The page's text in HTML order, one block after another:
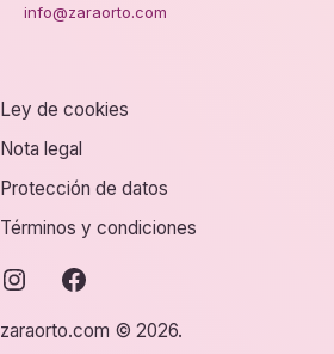
info@zaraorto.com
zaraorto.com © 2026.
Ley de cookies
Nota legal
Protección de datos
Términos y condiciones
instagram